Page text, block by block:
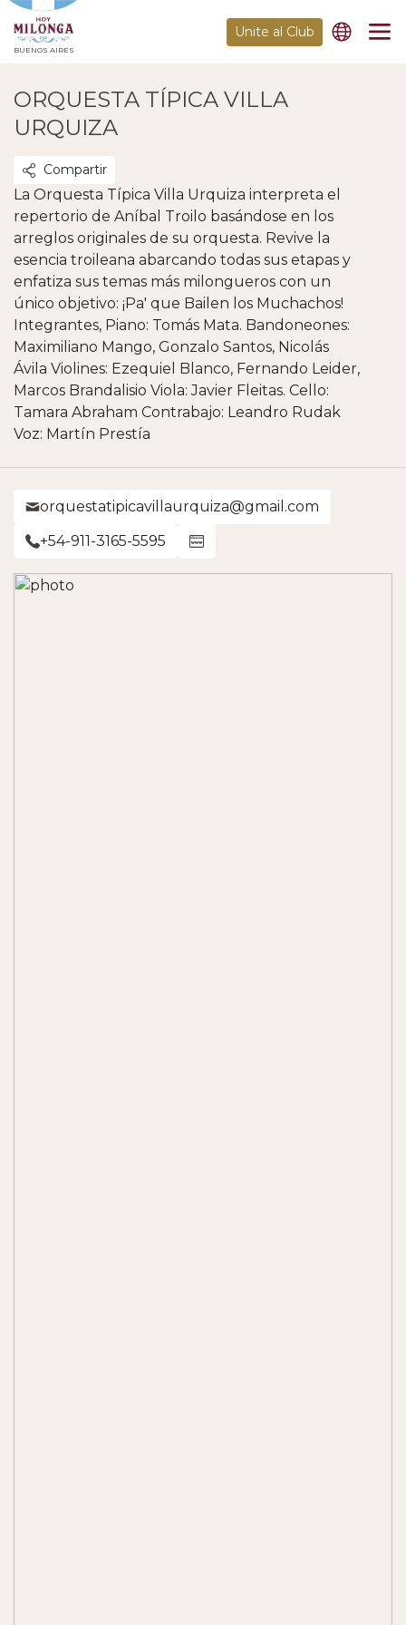
BUENOS AIRES
Unite al Club
ORQUESTA TÍPICA VILLA
URQUIZA
Compartir
La Orquesta Típica Villa Urquiza interpreta el
repertorio de Aníbal Troilo basándose en los
arreglos originales de su orquesta. Revive la
esencia troileana abarcando todas sus etapas y
enfatiza sus temas más milongueros con un
único objetivo: ¡Pa' que Bailen los Muchachos!
Integrantes, Piano: Tomás Mata. Bandoneones:
Maximiliano Mango, Gonzalo Santos, Nicolás
Ávila Violines: Ezequiel Blanco, Fernando Leider,
Marcos Brandalisio Viola: Javier Fleitas. Cello:
Tamara Abraham Contrabajo: Leandro Rudak
Voz: Martín Prestía
orquestatipicavillaurquiza@gmail.com
+54-911-3165-5595